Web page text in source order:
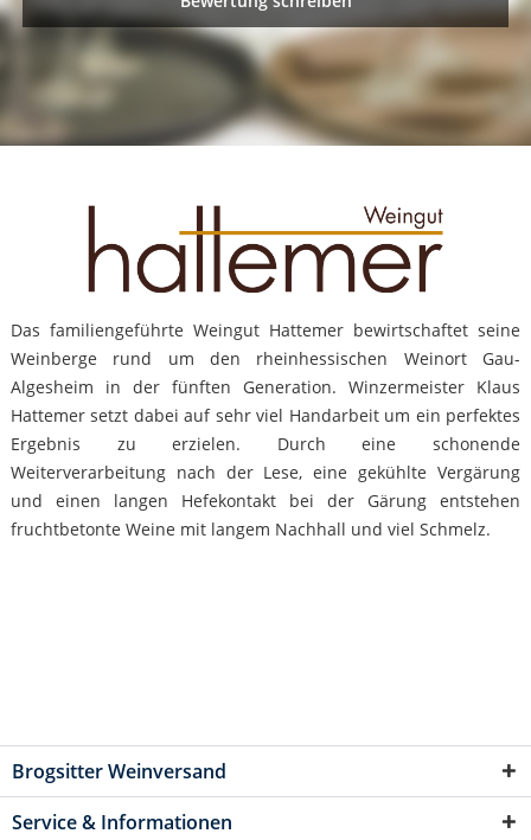
Das familiengeführte Weingut Hattemer bewirtschaftet seine
Weinberge rund um den rheinhessischen Weinort Gau-
Algesheim in der fünften Generation. Winzermeister Klaus
Hattemer setzt dabei auf sehr viel Handarbeit um ein perfektes
Ergebnis zu erzielen. Durch eine schonende
Weiterverarbeitung nach der Lese, eine gekühlte Vergärung
und einen langen Hefekontakt bei der Gärung entstehen
fruchtbetonte Weine mit langem Nachhall und viel Schmelz.
Brogsitter Weinversand
Service & Informationen